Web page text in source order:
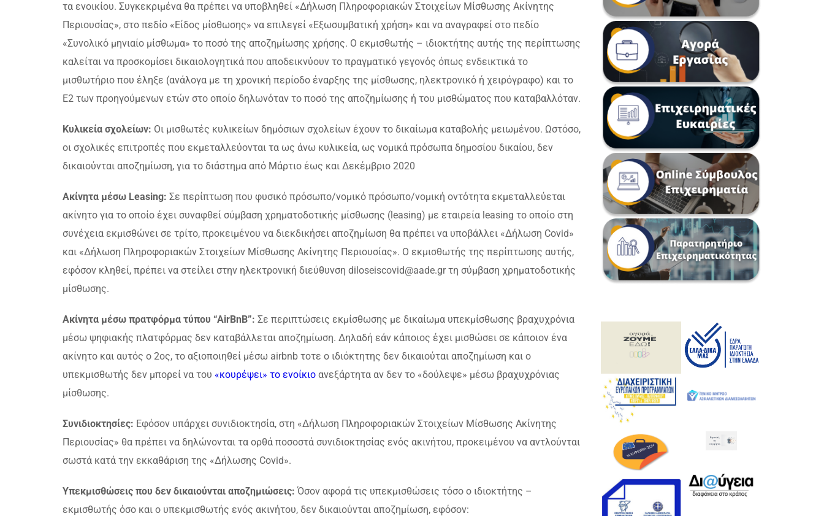
τα ενοικίου. Συγκεκριμένα θα πρέπει να υποβληθεί «Δήλωση Πληροφοριακών Στοιχείων Μίσθωσης Ακίνητης
Περιουσίας», στο πεδίο «Είδος μίσθωσης» να επιλεγεί «Εξωσυμβατική χρήση» και να αναγραφεί στο πεδίο
«Συνολικό μηνιαίο μίσθωμα» το ποσό της αποζημίωσης χρήσης. Ο εκμισθωτής – ιδιοκτήτης αυτής της περίπτωσης
καλείται να προσκομίσει δικαιολογητικά που αποδεικνύουν το πραγματικό γεγονός όπως ενδεικτικά το
μισθωτήριο που έληξε (ανάλογα με τη χρονική περίοδο έναρξης της μίσθωσης, ηλεκτρονικό ή χειρόγραφο) και το
Ε2 των προηγούμενων ετών στο οποίο δηλωνόταν το ποσό της αποζημίωσης ή του μισθώματος που καταβαλλόταν.
Κυλικεία σχολείων: Οι μισθωτές κυλικείων δημόσιων σχολείων έχουν το δικαίωμα καταβολής μειωμένου. Ωστόσο,
οι σχολικές επιτροπές που εκμεταλλεύονται τα ως άνω κυλικεία, ως νομικά πρόσωπα δημοσίου δικαίου, δεν
δικαιούνται αποζημίωση, για το διάστημα από Μάρτιο έως και Δεκέμβριο 2020
Ακίνητα μέσω Leasing: Σε περίπτωση που φυσικό πρόσωπο/νομικό πρόσωπο/νομική οντότητα εκμεταλλεύεται
ακίνητο για το οποίο έχει συναφθεί σύμβαση χρηματοδοτικής μίσθωσης (leasing) με εταιρεία leasing το οποίο στη
συνέχεια εκμισθώνει σε τρίτο, προκειμένου να διεκδικήσει αποζημίωση θα πρέπει να υποβάλλει «Δήλωση Covid»
και «Δήλωση Πληροφοριακών Στοιχείων Μίσθωσης Ακίνητης Περιουσίας». Ο εκμισθωτής της περίπτωσης αυτής,
εφόσον κληθεί, πρέπει να στείλει στην ηλεκτρονική διεύθυνση diloseiscovid@aade.gr τη σύμβαση χρηματοδοτικής
μίσθωσης.
Ακίνητα μέσω πρατφόρμα τύπου “AirBnB”: Σε περιπτώσεις εκμίσθωσης με δικαίωμα υπεκμίσθωσης βραχυχρόνια
μέσω ψηφιακής πλατφόρμας δεν καταβάλλεται αποζημίωση. Δηλαδή εάν κάποιος έχει μισθώσει σε κάποιον ένα
ακίνητο και αυτός ο 2ος, το αξιοποιηθεί μέσω airbnb τοτε ο ιδιόκτητης δεν δικαιούται αποζημίωση και ο
υπεκμισθωτής δεν μπορεί να του «κουρέψει» το ενοίκιο ανεξάρτητα αν δεν το «δούλεψε» μέσω βραχυχρόνιας
μίσθωσης.
Συνιδιοκτησίες: Εφόσον υπάρχει συνιδιοκτησία, στη «Δήλωση Πληροφοριακών Στοιχείων Μίσθωσης Ακίνητης
Περιουσίας» θα πρέπει να δηλώνονται τα ορθά ποσοστά συνιδιοκτησίας ενός ακινήτου, προκειμένου να αντλούνται
σωστά κατά την εκκαθάριση της «Δήλωσης Covid».
Υπεκμισθώσεις που δεν δικαιούνται αποζημιώσεις: Όσον αφορά τις υπεκμισθώσεις τόσο ο ιδιοκτήτης –
εκμισθωτής όσο και ο υπεκμισθωτής ενός ακινήτου, δεν δικαιούνται αποζημίωση, εφόσον: